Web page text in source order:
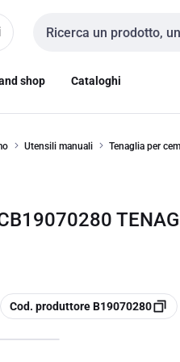
Cerca input
shop Cataloghi
Utensili manuali Tenaglia per
copia
Cod. produttore B19070280